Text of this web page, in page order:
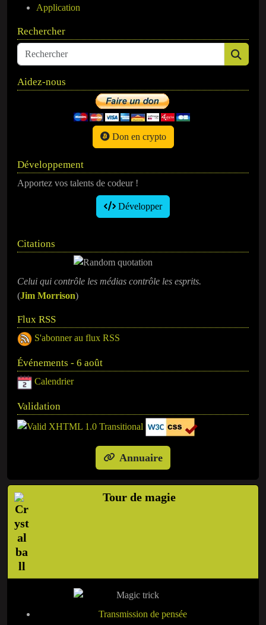
Application
Rechercher
Aidez-nous
Don en crypto
Développement
Apportez vos talents de codeur !
Développer
Citations
Celui qui contrôle les médias contrôle les esprits.
(Jim Morrison)
Flux RSS
S'abonner au flux RSS
Événements - 6 août
Calendrier
Validation
Annuaire
Tour de magie
Transmission de pensée